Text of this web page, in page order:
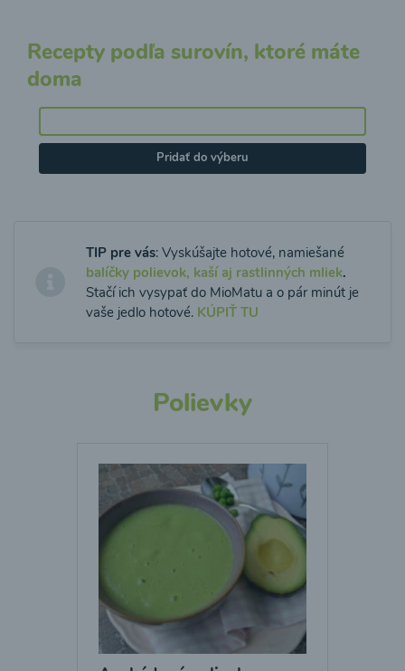
Recepty podľa surovín, ktoré máte
doma
Pridať do výberu
TIP pre vás: Vyskúšajte hotové, namiešané
balíčky polievok, kaší aj rastlinných mliek.
Stačí ich vysypať do MioMatu a o pár minút je
vaše jedlo hotové. KÚPIŤ TU
Polievky